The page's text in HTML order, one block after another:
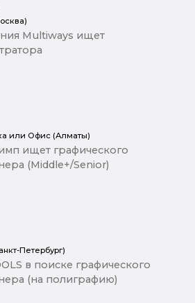
Multiways ищет
или Офис (Алматы)
ищет графического
(Middle+/Senior)
Петербург)
в поиске графического
(на полиграфию)